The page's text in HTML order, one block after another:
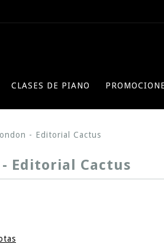
CLASES DE PIANO
- Editorial Cactus
- Editorial Cactus